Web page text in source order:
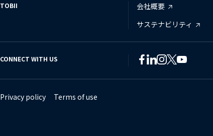
TOBII 会社概要
サステナビリティ
CONNECT WITH US
Tobii
Facebook
Tobii
Linkedin
Tobii
Instagram
Tobii
Twitter
Tobii
Youtube
Tobii
Lin
Privacy policy
Terms of use